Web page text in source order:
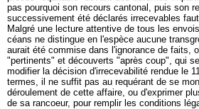
pas pourquoi son recours cantonal, puis son
successivement été déclarés irrecevables
Malgré une lecture attentive de tous les
céans ne distingue en l'espèce aucune
aurait été commise dans l'ignorance de faits,
"pertinents" et découverts "après coup", qui
modifier la décision d'irrecevabilité rendue le
termes, il ne suffit pas au requérant de se
déroulement de cette affaire, ou d'exprimer
de sa rancoeur, pour remplir les conditions